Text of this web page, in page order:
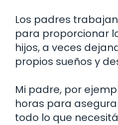
Los padres
para proporcionar
hijos, a veces
propios sueños y
Mi padre, por
horas para
todo lo que